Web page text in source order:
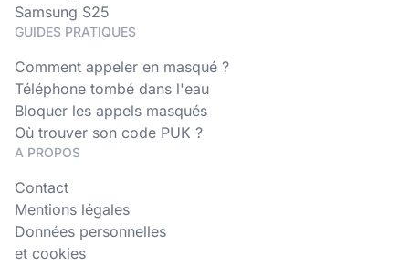
Samsung S25
GUIDES PRATIQUES
Comment appeler en masqué ?
Téléphone tombé dans l'eau
Bloquer les appels masqués
Où trouver son code PUK ?
A PROPOS
Contact
Mentions légales
Données personnelles
et cookies